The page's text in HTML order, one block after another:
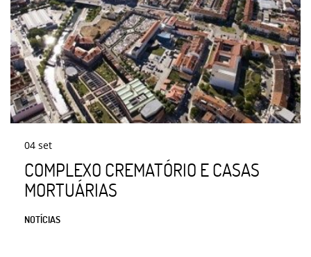
04 set
COMPLEXO CREMATÓRIO E CASAS
MORTUÁRIAS
NOTÍCIAS